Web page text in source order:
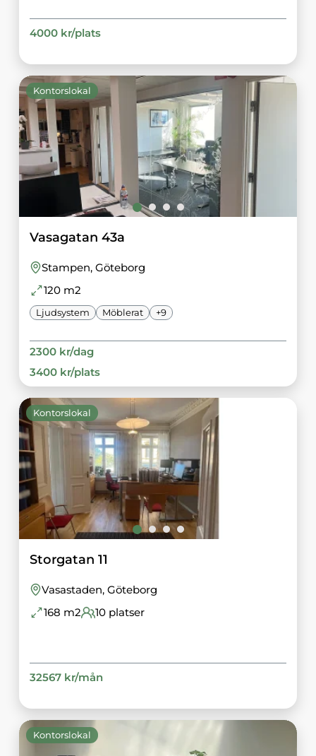
4000kr/plats
Kontorslokal
Vasagatan 43a
Stampen, Göteborg
120m2
Ljudsystem Möblerat +9
2300kr/dag
3400kr/plats
Kontorslokal
Storgatan 11
Vasastaden, Göteborg
168 m2 10platser
32567kr/mån
Kontorslokal